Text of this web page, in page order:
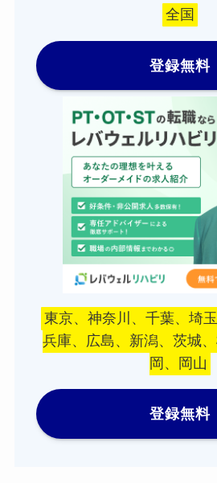
全国
登録無料
東京、神奈川、千葉、埼
兵庫、広島、新潟、茨城
岡、岡山
登録無料